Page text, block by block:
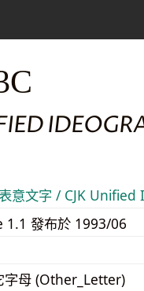
表意文字 / CJK
1.1 發布於 1993/06
字母 (Other_Letter)